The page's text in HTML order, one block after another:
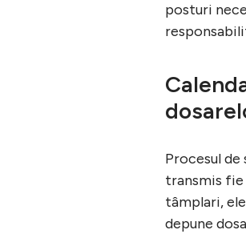
posturi
Procesul
transmis
tâmplari,
depune